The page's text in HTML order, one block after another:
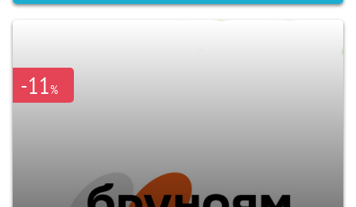
-11%